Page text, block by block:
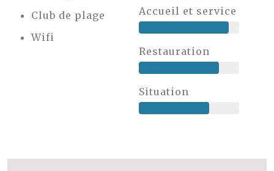
Club de plage
Wifi
Accueil et service
Restauration
Situation